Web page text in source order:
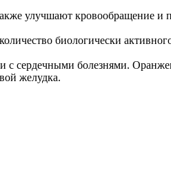
улучшают кровообращение
биологически
сердечными болезнями.
желудка.